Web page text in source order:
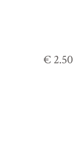
€ 2.50